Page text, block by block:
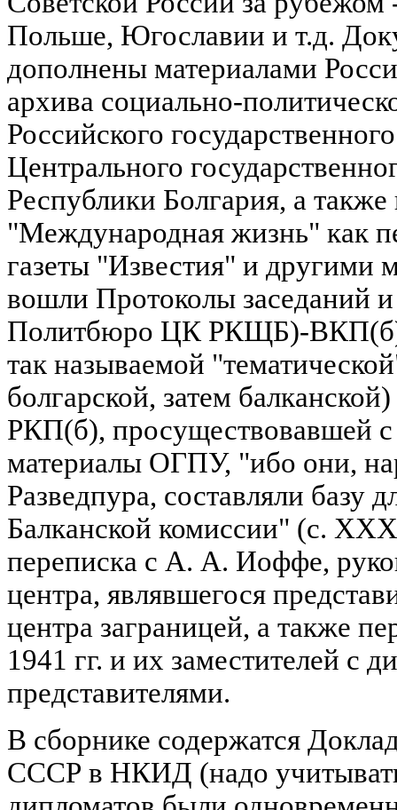
Польше, Югославии и т.д.
дополнены материалами
архива социально-
Российского
Центрального
Республики Болгария, а
"Международная жизнь" как
газеты "Известия" и другими
вошли Протоколы заседаний
Политбюро ЦК РКЩБ)-ВКП(б),
так называемой
болгарской, затем
РКП(б), просуществовавшей с
материалы ОГПУ, "ибо они,
Разведпура, составляли базу
Балканской комиссии" (с.
переписка с А. А. Иоффе,
центра, являвшегося
центра заграницей, а также
1941 гг. и их заместителей с
представителями.
В сборнике содержатся
СССР в НКИД (надо